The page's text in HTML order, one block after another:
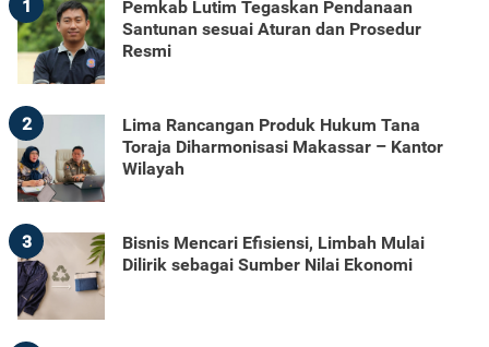
1
Pemkab Lutim Tegaskan Pendanaan
Santunan sesuai Aturan dan Prosedur
Resmi
2
Lima Rancangan Produk Hukum Tana
Toraja Diharmonisasi Makassar – Kantor
Wilayah
3
Bisnis Mencari Efisiensi, Limbah Mulai
Dilirik sebagai Sumber Nilai Ekonomi